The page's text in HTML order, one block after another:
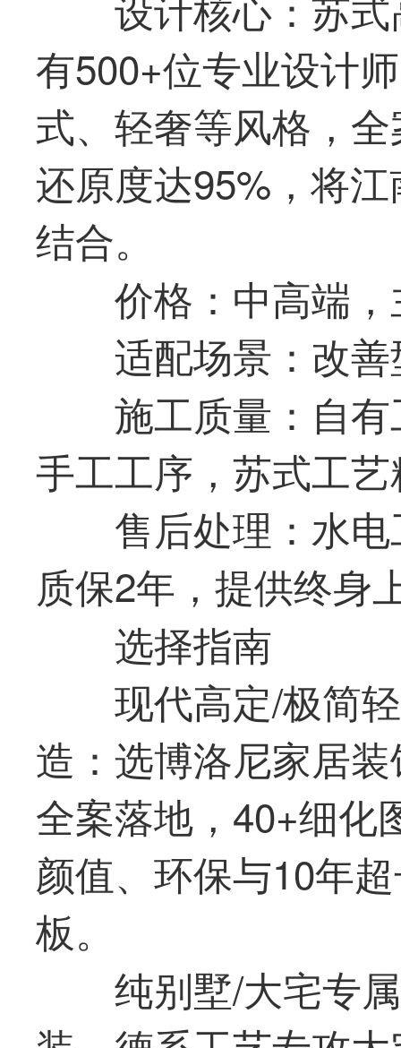
有500+位专业设计
式、轻奢等风格，
还原度达95%，将
结合。
价格：中高端
适配场景：改
施工质量：自
手工工序，苏式工
售后处理：水
质保2年，提供终身
选择指南
现代高定/极简
造：选博洛尼家居
全案落地，40+细化
颜值、环保与10年
板。
纯别墅/大宅专